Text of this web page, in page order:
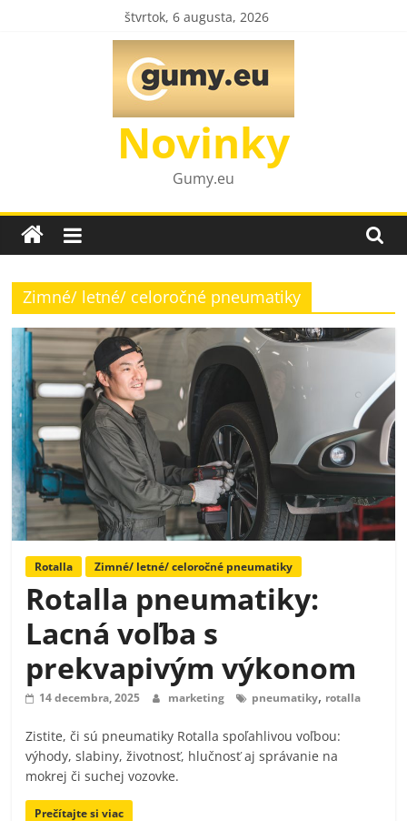
štvrtok, 6 augusta, 2026
Novinky
Gumy.eu
Zimné/ letné/ celoročné pneumatiky
Rotalla Zimné/ letné/ celoročné pneumatiky
Rotalla pneumatiky:
Lacná voľba s
prekvapivým výkonom
14 decembra, 2025 marketing pneumatiky, rotalla
Zistite, či sú pneumatiky Rotalla spoľahlivou voľbou:
výhody, slabiny, životnosť, hlučnosť aj správanie na
mokrej či suchej vozovke.
Prečítajte si viac